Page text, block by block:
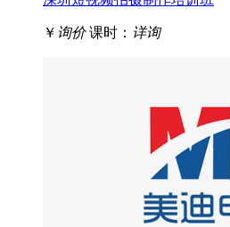
￥ 询价 课时： 详询